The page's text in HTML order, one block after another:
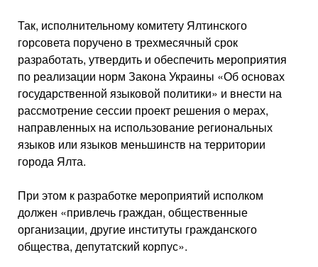
Так, исполнительному комитету Ялтинского
горсовета поручено в трехмесячный срок
разработать, утвердить и обеспечить мероприятия
по реализации норм Закона Украины «Об основах
государственной языковой политики» и внести на
рассмотрение сессии проект решения о мерах,
направленных на использование региональных
языков или языков меньшинств на территории
города Ялта.
При этом к разработке мероприятий исполком
должен «привлечь граждан, общественные
организации, другие институты гражданского
общества, депутатский корпус».